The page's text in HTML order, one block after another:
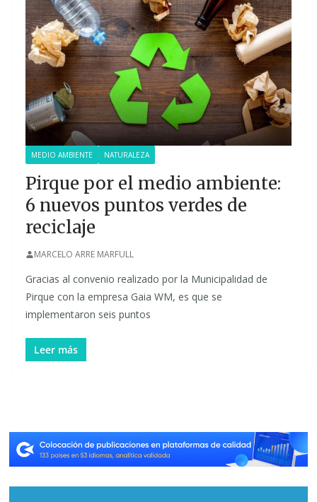
MEDIO AMBIENTE NATURALEZA
Pirque por el medio ambiente:
6 nuevos puntos verdes de
reciclaje
MARCELO ARRE MARFULL
Gracias al convenio realizado por la Municipalidad de
Pirque con la empresa Gaia WM, es que se
implementaron seis puntos
Leer más